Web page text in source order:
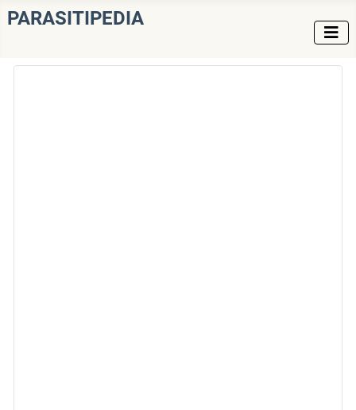
PARASITIPEDIA